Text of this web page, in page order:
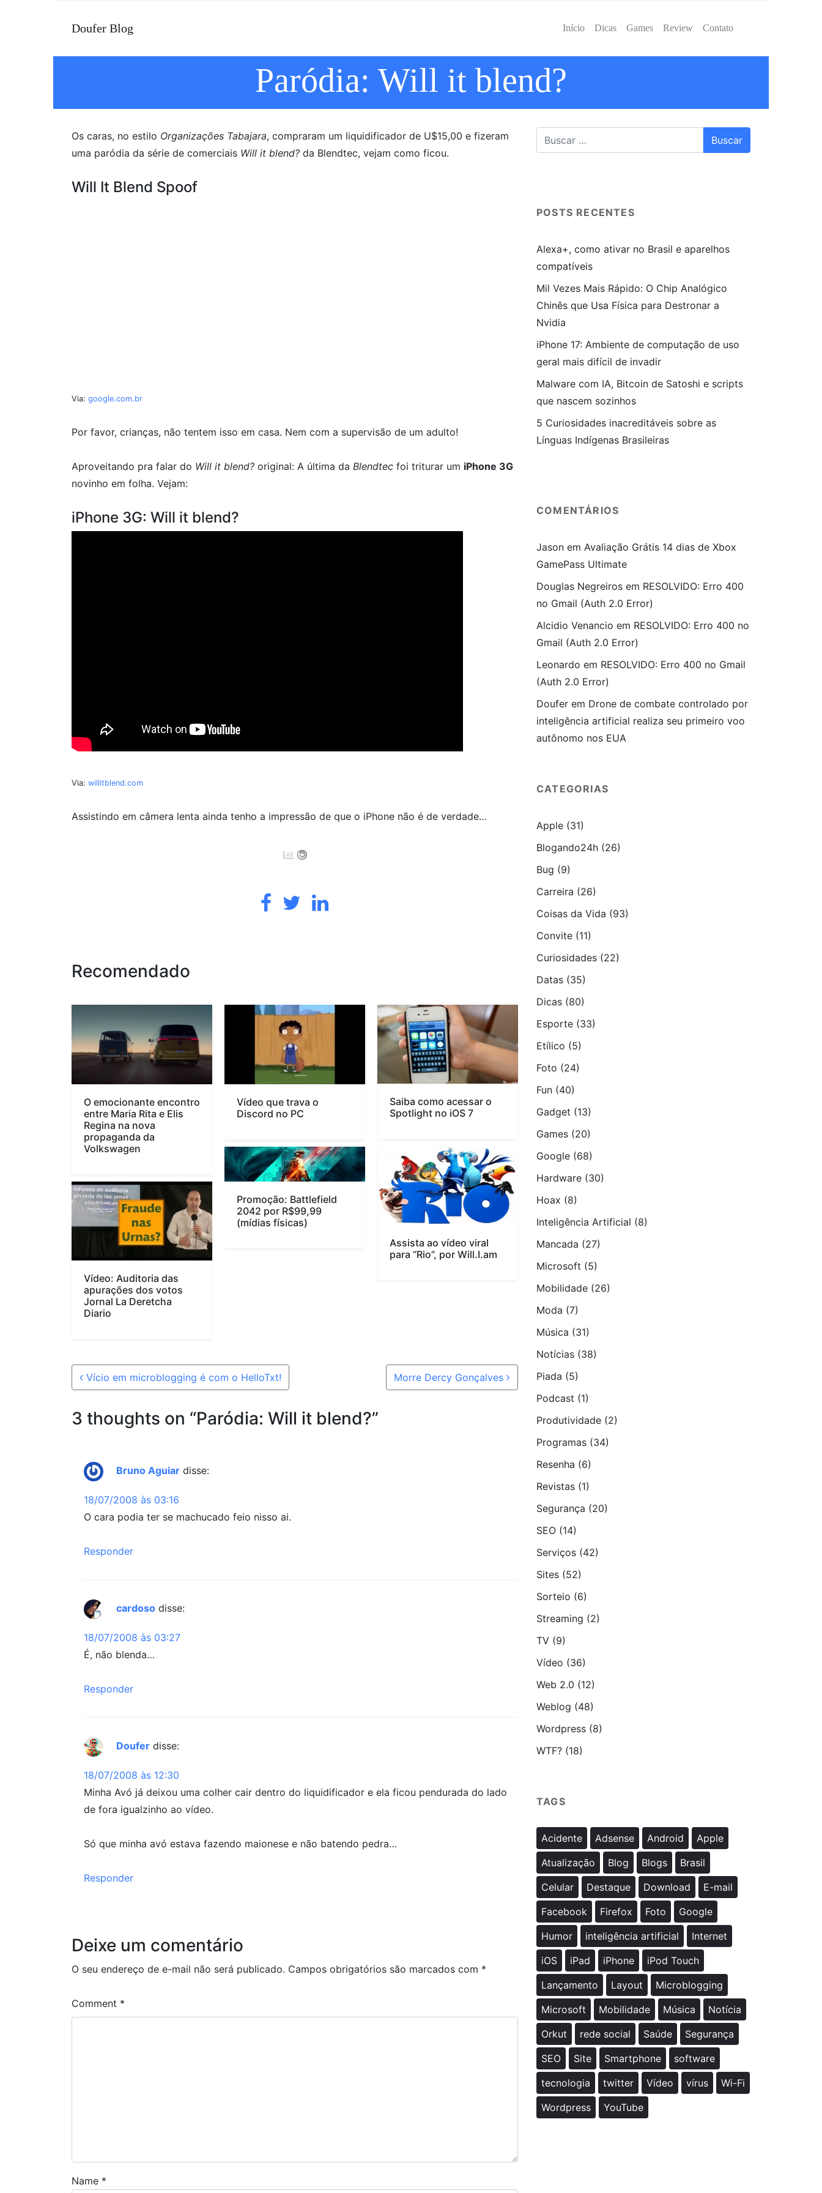
Doufer Blog Início Dicas Games Review Contato
Paródia: Will it blend?
Os caras, no estilo Organizações Tabajara, compraram um liquidificador de U$15,00 e fizeram
uma paródia da série de comerciais Will it blend? da Blendtec, vejam como ficou.
Will It Blend Spoof
Via: google.com.br
Por favor, crianças, não tentem isso em casa. Nem com a supervisão de um adulto!
Aproveitando pra falar do Will it blend? original: A última da Blendtec foi triturar um iPhone 3G
novinho em folha. Vejam:
iPhone 3G: Will it blend?
Via: willitblend.com
Assistindo em câmera lenta ainda tenho a impressão de que o iPhone não é de verdade…
Recomendado
O emocionante encontro
entre Maria Rita e Elis
Regina na nova
propaganda da
Volkswagen
Vídeo: Auditoria das
apurações dos votos
Jornal La Deretcha
Diario
Vídeo que trava o
Discord no PC
Promoção: Battlefield
2042 por R$99,99
(mídias físicas)
Saiba como acessar o
Spotlight no iOS 7
Assista ao vídeo viral
para “Rio”, por Will.I.am
Post navigation
Vício em microblogging é com o HelloTxt! Morre Dercy Gonçalves
3 thoughts on “Paródia: Will it blend?”
Bruno Aguiar disse:
18/07/2008 às 03:16
O cara podia ter se machucado feio nisso ai.
Responder
cardoso disse:
18/07/2008 às 03:27
É, não blenda…
Responder
Doufer disse:
18/07/2008 às 12:30
Minha Avó já deixou uma colher cair dentro do liquidificador e ela ficou pendurada do lado
de fora igualzinho ao vídeo.
Só que minha avó estava fazendo maionese e não batendo pedra…
Responder
Deixe um comentário
O seu endereço de e-mail não será publicado. Campos obrigatórios são marcados com *
Comment *
Name *
POSTS RECENTES
Alexa+, como ativar no Brasil e aparelhos
compatíveis
Mil Vezes Mais Rápido: O Chip Analógico
Chinês que Usa Física para Destronar a
Nvidia
iPhone 17: Ambiente de computação de uso
geral mais difícil de invadir
Malware com IA, Bitcoin de Satoshi e scripts
que nascem sozinhos
5 Curiosidades inacreditáveis sobre as
Línguas Indígenas Brasileiras
COMENTÁRIOS
Jason em Avaliação Grátis 14 dias de Xbox
GamePass Ultimate
Douglas Negreiros em RESOLVIDO: Erro 400
no Gmail (Auth 2.0 Error)
Alcidio Venancio em RESOLVIDO: Erro 400 no
Gmail (Auth 2.0 Error)
Leonardo em RESOLVIDO: Erro 400 no Gmail
(Auth 2.0 Error)
Doufer em Drone de combate controlado por
inteligência artificial realiza seu primeiro voo
autônomo nos EUA
CATEGORIAS
Apple (31)
Blogando24h (26)
Bug (9)
Carreira (26)
Coisas da Vida (93)
Convite (11)
Curiosidades (22)
Datas (35)
Dicas (80)
Esporte (33)
Etí­lico (5)
Foto (24)
Fun (40)
Gadget (13)
Games (20)
Google (68)
Hardware (30)
Hoax (8)
Inteligência Artificial (8)
Mancada (27)
Microsoft (5)
Mobilidade (26)
Moda (7)
Música (31)
Notí­cias (38)
Piada (5)
Podcast (1)
Produtividade (2)
Programas (34)
Resenha (6)
Revistas (1)
Segurança (20)
SEO (14)
Serviços (42)
Sites (52)
Sorteio (6)
Streaming (2)
TV (9)
Vídeo (36)
Web 2.0 (12)
Weblog (48)
Wordpress (8)
WTF? (18)
TAGS
Acidente Adsense Android
Apple
Atualização
Blog Blogs
Brasil
Celular
Destaque Download
E-mail
Facebook
Firefox Foto
Google
Humor
inteligência artificial
Internet
iOS
iPad iPhone
iPod Touch
Lançamento
Layout
Microblogging
Microsoft
Mobilidade Música
Notícia
Orkut
rede social Saúde
Segurança
SEO
Site Smartphone
software
tecnologia
twitter Vídeo vírus
Wi-Fi
Wordpress
YouTube